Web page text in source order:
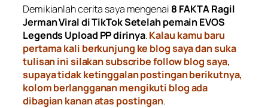
Demikianlah cerita saya mengenai 8 FAKTA Ragil
Jerman Viral di TikTok Setelah pemain EVOS
Legends Upload PP dirinya.Kalau kamu baru
pertama kali berkunjung ke blog saya dan suka
tulisan ini silakan subscribe follow blog saya,
supaya tidak ketinggalan postingan berikutnya,
kolom berlangganan mengikuti blog ada
dibagian kanan atas postingan.